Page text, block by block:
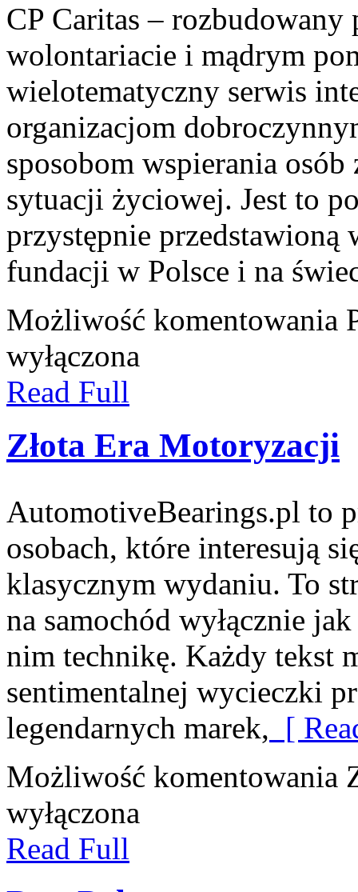
CP Caritas –
wolontariacie i mądrym
wielotematyczny serwis
organizacjom
sposobom wspierania
sytuacji życiowej. Jest to
przystępnie przedstawioną
fundacji w Polsce i na
Możliwość komentowania
wyłączona
Read Full
Złota Era Motoryzacji
AutomotiveBearings.pl to
osobach, które interesują
klasycznym wydaniu. To
na samochód wyłącznie
nim technikę. Każdy tekst
sentimentalnej wycieczki
legendarnych marek, [
Możliwość komentowania
wyłączona
Read Full